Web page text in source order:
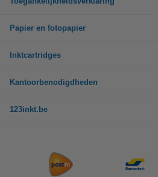
Papier en fotopapier
Inktcartridges
Kantoorbenodigdheden
123inkt.be